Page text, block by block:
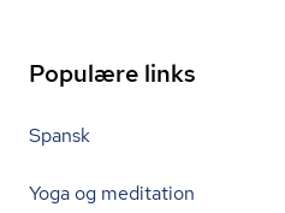
Populære links
Spansk
Yoga og meditation